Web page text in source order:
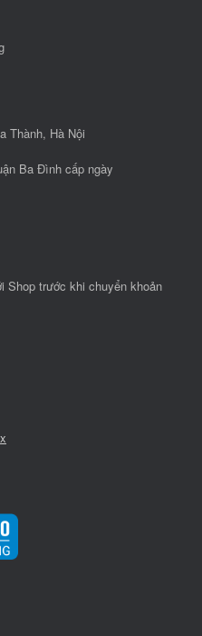
Thành, Hà Nội
Ba Đình cấp ngày
Shop trước khi chuyển khoản